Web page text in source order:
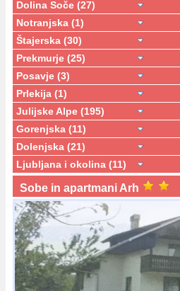
Dolina Soče (27)
Notranjska (1)
Štajerska (30)
Prekmurje (25)
Posavje (3)
Prlekija (1)
Julijske Alpe (195)
Gorenjska (11)
Dolenjska (21)
Ljubljana i okolina (11)
Sobe in apartmani Arh